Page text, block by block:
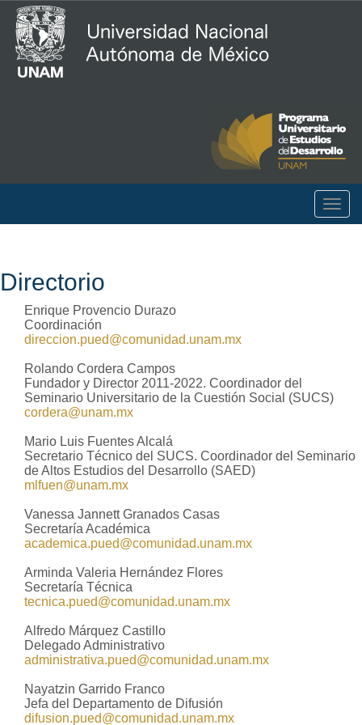
Directorio
Enrique Provencio Durazo
Coordinación
direccion.pued@comunidad.unam.mx
Rolando Cordera Campos
Fundador y Director 2011-2022. Coordinador del
Seminario Universitario de la Cuestión Social (SUCS)
cordera@unam.mx
Mario Luis Fuentes Alcalá
Secretario Técnico del SUCS. Coordinador del Seminario
de Altos Estudios del Desarrollo (SAED)
mlfuen@unam.mx
Vanessa Jannett Granados Casas
Secretaría Académica
academica.pued@comunidad.unam.mx
Arminda Valeria Hernández Flores
Secretaría Técnica
tecnica.pued@comunidad.unam.mx
Alfredo Márquez Castillo
Delegado Administrativo
administrativa.pued@comunidad.unam.mx
Nayatzin Garrido Franco
Jefa del Departamento de Difusión
difusion.pued@comunidad.unam.mx